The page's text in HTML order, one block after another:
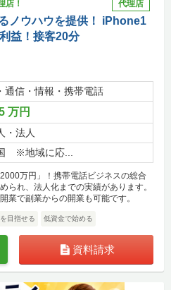
店！ 代理店
ノウハウを提供！ iPhone1
益！接客20分
通信・情報・携帯電話
万円
・法人
※地域に応...
万円」！携帯電話ビジネスの総合
られ、法人化までの実績があります。
業で副業からの開業も可能です。
目指せる 低資金で始める
資料請求